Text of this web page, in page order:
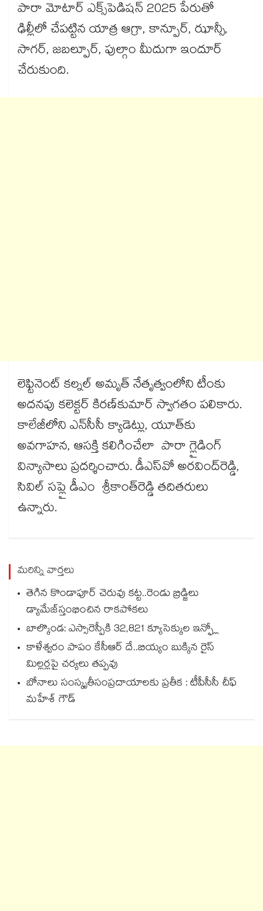
పారా మోటార్​ ఎక్స్​పెడిషన్​ 2025 పేరుతో
ఢిల్లీలో చేపట్టిన యాత్ర ఆగ్రా, కాన్పూర్​, ఝాన్సీ,
సాగర్​, జబల్పూర్​, పుల్గాం మీదుగా ఇందూర్​
చేరుకుంది.
లెఫ్టినెంట్​ కల్నల్​ అమృత్ నేతృత్వంలోని టీంకు
అదనపు కలెక్టర్​ కిరణ్​కుమార్​ స్వాగతం పలికారు.
కాలేజీలోని ఎన్​సీసీ క్యాడెట్లు, యూత్​కు
అవగాహన, ఆసక్తి కలిగించేలా పారా గ్లైడింగ్​
విన్యాసాలు ప్రదర్శించారు. డీఎస్​వో అరవింద్​రెడ్డి,
సివిల్​ సప్లై డీఎం శ్రీకాంత్​రెడ్డి తదితరులు
ఉన్నారు.
మరిన్ని వార్తలు
తెగిన కొండాపూర్‌‌‌‌ చెరువు కట్ట..రెండు బ్రిడ్జి‌‌‌‌లు
డ్యామేజ్‌‌‌‌‌‌‌‌స్తంభించిన రాకపోకలు ‌‌‌‌
బాల్కొండ: ఎస్సారెస్పీకి 32,821 క్యూసెక్కుల ఇన్ఫ్లో
కాళేశ్వరం పాపం కేసీఆర్ దే..బియ్యం బుక్కిన రైస్
మిల్లర్లపై చర్యలు తప్పవు
బోనాలు సంస్కృతీసంప్రదాయాలకు ప్రతీక : టీపీసీసీ చీఫ్‌‌‌‌‌‌‌‌‌‌‌‌‌‌‌‌
మహేశ్‌‌‌‌‌‌‌‌ గౌడ్‌‌‌‌‌‌‌‌‌‌‌‌‌‌‌‌